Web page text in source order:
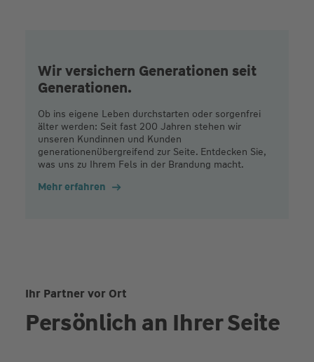
Wir versichern Generationen seit
Generationen.
Ob ins eigene Leben durchstarten oder sorgenfrei
älter werden: Seit fast 200 Jahren stehen wir
unseren Kundinnen und Kunden
generationenübergreifend zur Seite. Entdecken Sie,
was uns zu Ihrem Fels in der Brandung macht.
Mehr erfahren
Ihr Partner vor Ort
Persönlich an Ihrer Seite